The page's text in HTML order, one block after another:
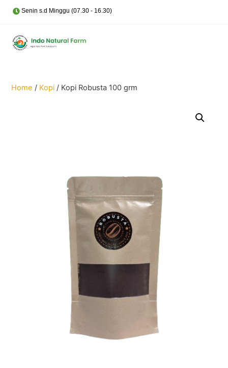
Senin s.d Minggu (07.30 - 16.30)
Home / Kopi / Kopi Robusta 100 grm